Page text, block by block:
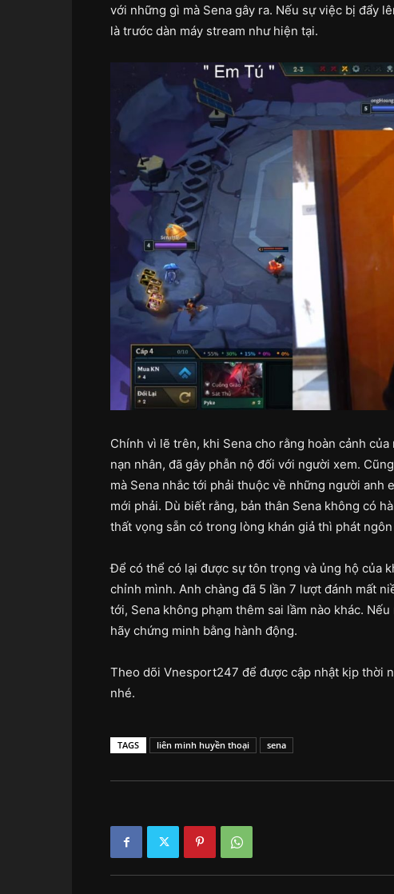
với những gì mà Sena gây ra. Nếu sự việc bị đẩy
là trước dàn máy stream như hiện tại.
Chính vì lẽ trên, khi Sena cho rằng hoàn cảnh
nạn nhân, đã gây phẫn nộ đối với người xem.
mà Sena nhắc tới phải thuộc về những người anh
mới phải. Dù biết rằng, bản thân Sena không có
thất vọng sẵn có trong lòng khán giả thì phát
Để có thể có lại được sự tôn trọng và ủng hộ của
chỉnh mình. Anh chàng đã 5 lần 7 lượt đánh mất
tới, Sena không phạm thêm sai lầm nào khác.
hãy chứng minh bằng hành động.
Theo dõi Vnesport247 để được cập nhật kịp thời
nhé.
TAGS liên minh huyền thoại sena